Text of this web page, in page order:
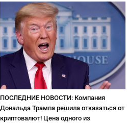
ПОСЛЕДНИЕ НОВОСТИ: Компания
Дональда Трампа решила отказаться от
криптовалют! Цена одного из